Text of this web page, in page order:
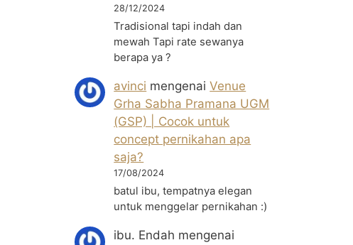
28/12/2024
Tradisional tapi indah dan
mewah Tapi rate sewanya
berapa ya ?
avinci mengenaiVenue
Grha Sabha Pramana UGM
(GSP) | Cocok untuk
concept pernikahan apa
saja?
17/08/2024
batul ibu, tempatnya elegan
untuk menggelar pernikahan :)
ibu. Endah mengenai